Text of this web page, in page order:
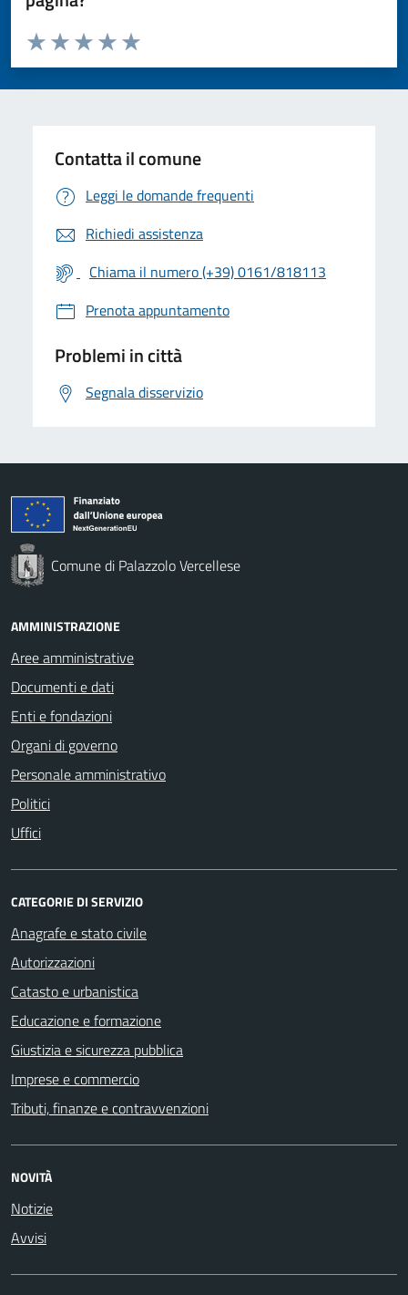
Valuta da 1 a 5 stelle la pagina
Valuta 5 stelle su 5
Valuta 4 stelle su 5
Valuta 3 stelle su 5
Valuta 2 stelle su 5
Valuta 1 stelle su 5
Contatta il comune
Leggi le domande frequenti
Richiedi assistenza
Chiama il numero (+39) 0161/818113
Prenota appuntamento
Problemi in città
Segnala disservizio
Comune di Palazzolo Vercellese
AMMINISTRAZIONE
Aree amministrative
Documenti e dati
Enti e fondazioni
Organi di governo
Personale amministrativo
Politici
Uffici
CATEGORIE DI SERVIZIO
Anagrafe e stato civile
Autorizzazioni
Catasto e urbanistica
Educazione e formazione
Giustizia e sicurezza pubblica
Imprese e commercio
Tributi, finanze e contravvenzioni
NOVITÀ
Notizie
Avvisi